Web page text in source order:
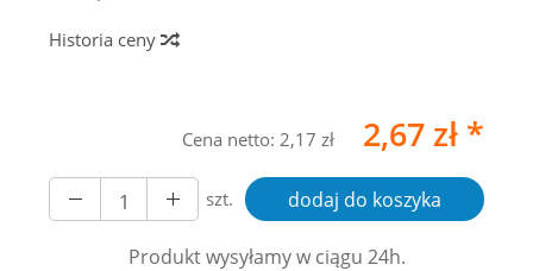
Historia ceny
Cena netto: 2,17 zł 2,67 zł *
szt. dodaj do koszyka
Produkt wysyłamy w ciągu 24h.